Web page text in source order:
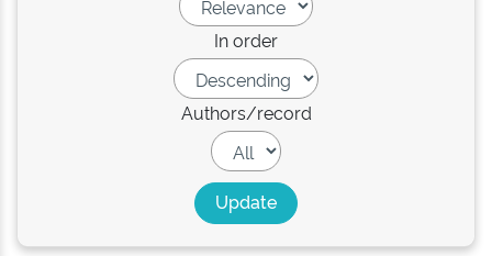
In order
Authors/record